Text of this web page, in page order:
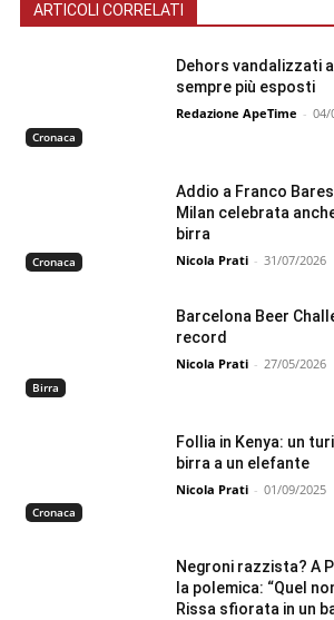
ARTICOLI CORRELATI
Cronaca
Dehors vandalizzati
sempre più esposti
Redazione ApeTime - 04/
Cronaca
Addio a Franco
Milan celebrata
birra
Nicola Prati - 31/07/2026
Birra
Barcelona Beer
record
Nicola Prati - 27/05/2026
Cronaca
Follia in Kenya: un
birra a un elefante
Nicola Prati - 01/09/2025
Negroni razzista? A
la polemica: “Quel
Rissa sfiorata in un